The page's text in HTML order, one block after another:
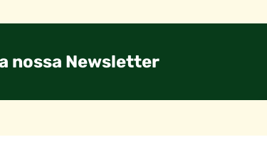
nossa Newsletter